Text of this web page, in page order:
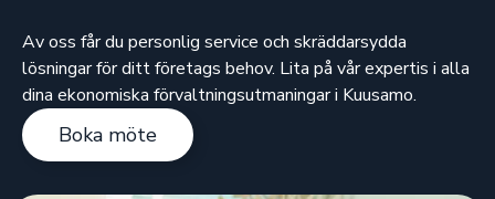
Av oss får du personlig service och skräddarsydda
lösningar för ditt företags behov. Lita på vår expertis i alla
dina ekonomiska förvaltningsutmaningar i Kuusamo.
Boka möte